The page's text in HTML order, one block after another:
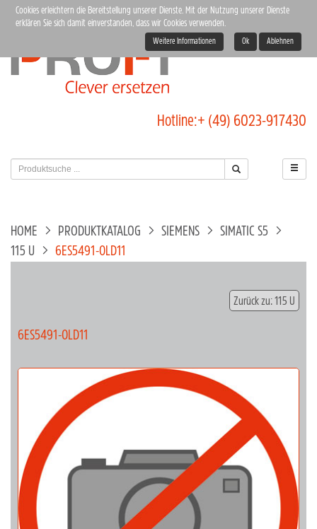
Hotline:+ (49) 6023-917430
HOME PRODUKTKATALOG SIEMENS
SIMATIC S5
115 U
6ES5491-0LD11
Zurück zu: 115 U
6ES5491-0LD11
Cookies erleichtern die Bereitstellung unserer Dienste. Mit der Nutzung unserer Dienste
erklären Sie sich damit einverstanden, dass wir Cookies verwenden.
Weitere Informationen Ok Ablehnen